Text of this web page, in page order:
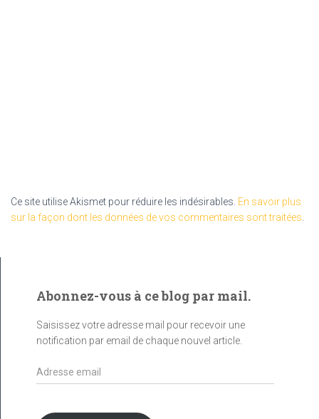
Ce site utilise Akismet pour réduire les indésirables. En savoir plus
sur la façon dont les données de vos commentaires sont traitées
Abonnez-vous à ce blog par mail.
Saisissez votre adresse mail pour recevoir une
notification par email de chaque nouvel article.
A
d